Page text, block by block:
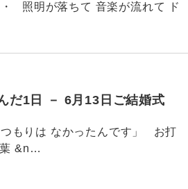
照明が落ちて 音楽が流れて ド
だ1日 － 6月13日ご結婚式
もりは なかったんです」 お打
葉 &n…